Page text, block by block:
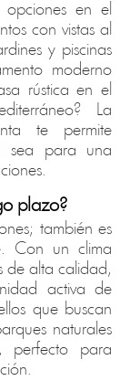
en el
con vistas al
y piscinas
moderno
rústica en el
La
te permite
sea para una
plazo?
también es
Con un clima
de alta calidad,
activa de
que buscan
naturales
perfecto para